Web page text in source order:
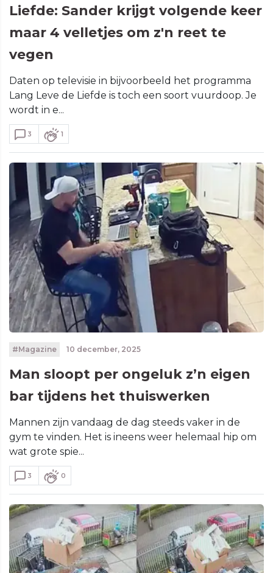
Liefde: Sander krijgt volgende keer
maar 4 velletjes om z'n reet te
vegen
Daten op televisie in bijvoorbeeld het programma
Lang Leve de Liefde is toch een soort vuurdoop. Je
wordt in e...
3 1
#Magazine 10 december, 2025
Man sloopt per ongeluk z’n eigen
bar tijdens het thuiswerken
Mannen zijn vandaag de dag steeds vaker in de
gym te vinden. Het is ineens weer helemaal hip om
wat grote spie...
3 0